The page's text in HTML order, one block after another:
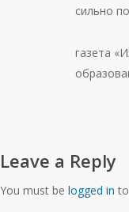
сильно
газета
Leave a Reply
You must be logged in